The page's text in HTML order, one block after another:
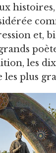
et,
les
plus